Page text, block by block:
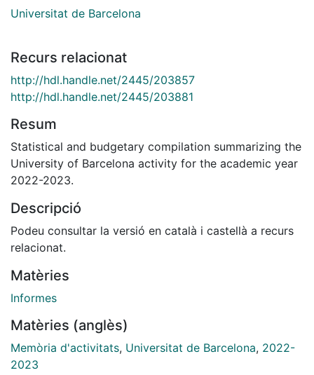
Universitat de Barcelona
Recurs relacionat
http://hdl.handle.net/2445/203857
http://hdl.handle.net/2445/203881
Resum
Statistical and budgetary compilation summarizing the
University of Barcelona activity for the academic year
2022-2023.
Descripció
Podeu consultar la versió en català i castellà a recurs
relacionat.
Matèries
Informes
Matèries (anglès)
Memòria d'activitats, Universitat de Barcelona, 2022-
2023